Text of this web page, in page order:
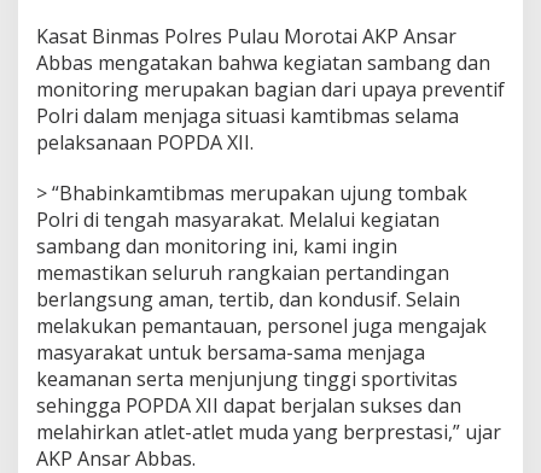
a
t
K
a
m
m
a
s
d
i
A
r
e
n
a
P
e
Kasat Binmas Polres Pulau Morotai AKP Ansar
Abbas mengatakan bahwa kegiatan sambang dan
monitoring merupakan bagian dari upaya preventif
Polri dalam menjaga situasi kamtibmas selama
pelaksanaan POPDA XII.
> “Bhabinkamtibmas merupakan ujung tombak
Polri di tengah masyarakat. Melalui kegiatan
sambang dan monitoring ini, kami ingin
memastikan seluruh rangkaian pertandingan
berlangsung aman, tertib, dan kondusif. Selain
melakukan pemantauan, personel juga mengajak
masyarakat untuk bersama-sama menjaga
keamanan serta menjunjung tinggi sportivitas
sehingga POPDA XII dapat berjalan sukses dan
melahirkan atlet-atlet muda yang berprestasi,” ujar
AKP Ansar Abbas.